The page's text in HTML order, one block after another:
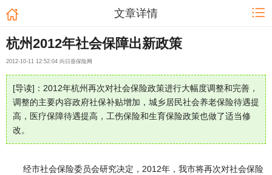
文章详情
杭州2012年社会保障出新政策
2012-10-11 12:52:04 向日葵保险网
[导读]：2012年杭州再次对社会保险政策进行大幅度调整和完善，
调整的主要内容政府社保补贴增加，城乡居民社会养老保险待遇提
高，医疗保障待遇提高，工伤保险和生育保险政策也做了适当修
改。
经市社会保险委员会研究决定，2012年，我市将再次对社会保险